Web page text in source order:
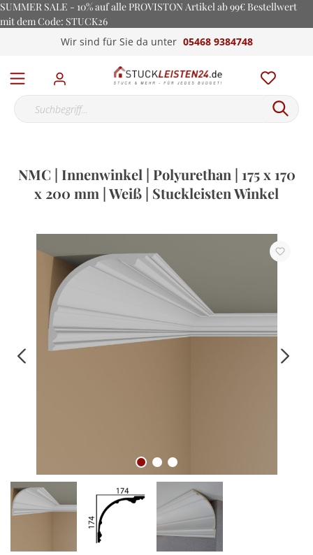
SUMMER SALE - 10% auf alle PROVISTON Artikel ab 99€ Bestellwert
mit dem Code: STUCK26
Wir sind für Sie da unter 05468 9384748
NMC | Innenwinkel | Polyurethan | 175 x 170
x 200 mm | Weiß | Stuckleisten Winkel